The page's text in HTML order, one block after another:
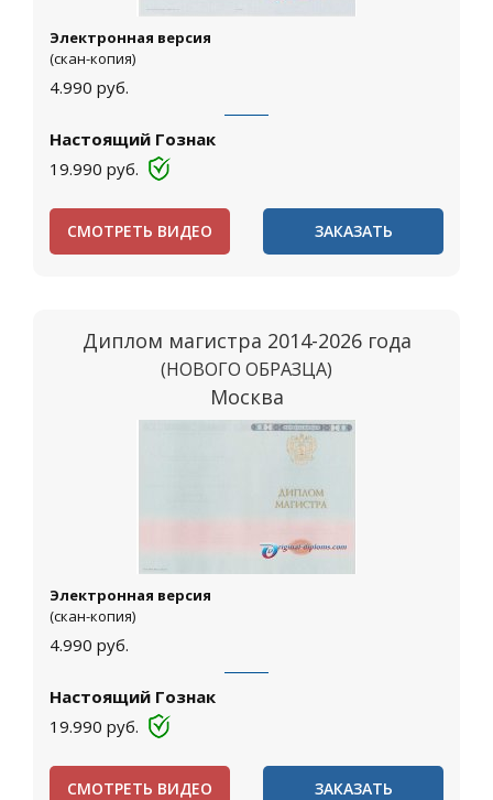
Электронная версия
(скан-копия)
4.990 руб.
Настоящий Гознак
19.990 руб.
СМОТРЕТЬ ВИДЕО ЗАКАЗАТЬ
Диплом магистра 2014-2026 года
(НОВОГО ОБРАЗЦА)
Москва
Электронная версия
(скан-копия)
4.990 руб.
Настоящий Гознак
19.990 руб.
СМОТРЕТЬ ВИДЕО ЗАКАЗАТЬ